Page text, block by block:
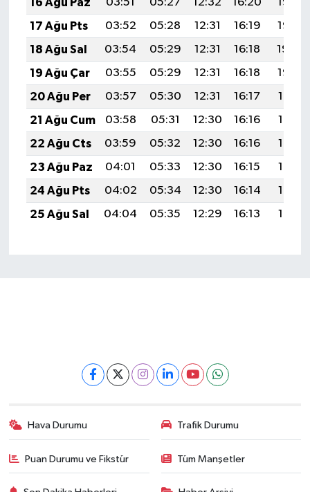
17 Ağu Pts
03:52 05:28 12:31 16:19
19:25
18 Ağu Sal
03:54 05:29 12:31 16:18
19:24
19 Ağu Çar
03:55 05:29 12:31 16:18
19:22
20 Ağu Per
03:57 05:30 12:31 16:17
19:21
21 Ağu Cum
03:58 05:31 12:30 16:16
19:19
22 Ağu Cts
03:59 05:32 12:30 16:16
19:18
23 Ağu Paz
04:01 05:33 12:30 16:15
19:16
24 Ağu Pts
04:02 05:34 12:30 16:14
19:15
25 Ağu Sal
04:04 05:35 12:29 16:13 19:13
Hava Durumu Trafik Durumu
Puan Durumu ve Fikstür Tüm Manşetler